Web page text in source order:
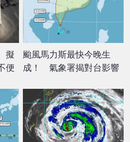
擬
便
颱風馬力斯最快今晚生
成！ 氣象署揭對台影響